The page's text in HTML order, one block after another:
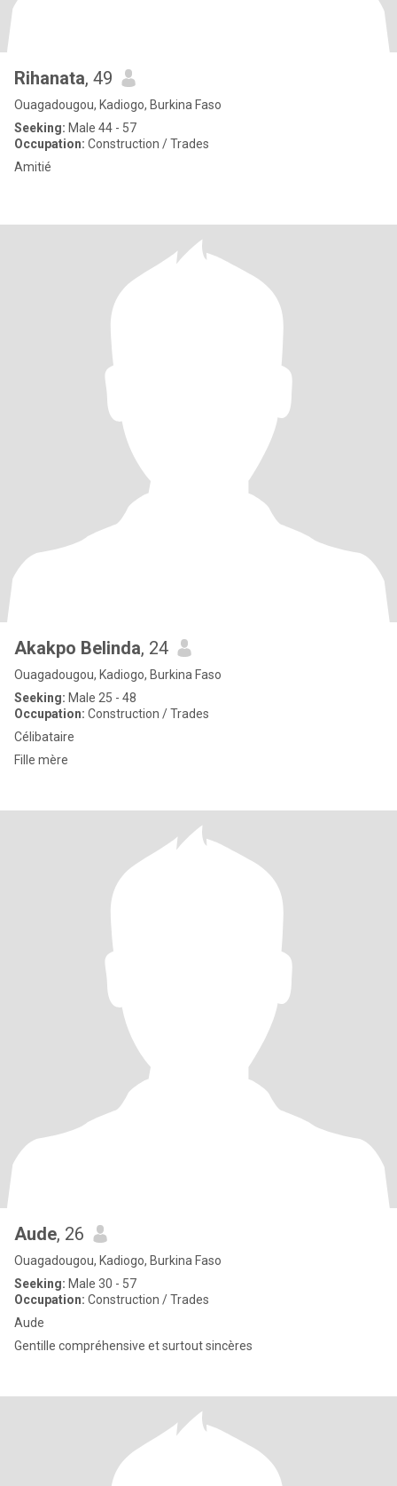
Rihanata, 49
Ouagadougou, Kadiogo, Burkina Faso
Seeking: Male 44 - 57
Occupation: Construction / Trades
Amitié
Akakpo Belinda, 24
Ouagadougou, Kadiogo, Burkina Faso
Seeking: Male 25 - 48
Occupation: Construction / Trades
Célibataire
Fille mère
Aude, 26
Ouagadougou, Kadiogo, Burkina Faso
Seeking: Male 30 - 57
Occupation: Construction / Trades
Aude
Gentille compréhensive et surtout sincères